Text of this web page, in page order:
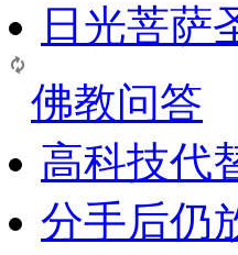
日光菩萨
佛教问答
高科技代
分手后仍